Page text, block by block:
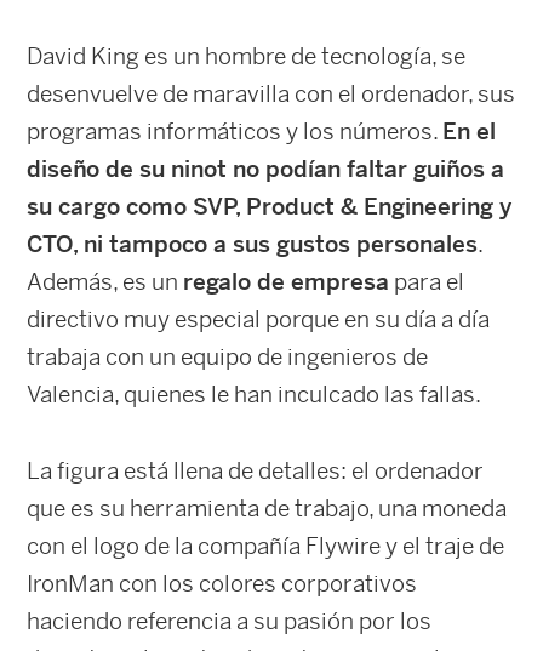
David King es un hombre de tecnología, se
desenvuelve de maravilla con el ordenador, sus
programas informáticos y los números. En el
diseño de su ninot no podían faltar guiños a
su cargo como SVP, Product & Engineering y
CTO, ni tampoco a sus gustos personales.
Además, es un regalo de empresa para el
directivo muy especial porque en su día a día
trabaja con un equipo de ingenieros de
Valencia, quienes le han inculcado las fallas.
La figura está llena de detalles: el ordenador
que es su herramienta de trabajo, una moneda
con el logo de la compañía Flywire y el traje de
IronMan con los colores corporativos
haciendo referencia a su pasión por los